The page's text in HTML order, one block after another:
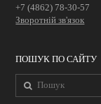
+7 (4862) 78-30-57
Зворотній зв'язок
ПОШУК ПО САЙТУ